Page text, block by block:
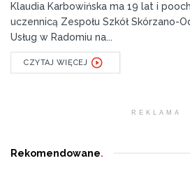
Klaudia Karbowińska ma 19 lat i
uczennicą Zespołu Szkół Skórzano-
Usług w Radomiu na...
CZYTAJ WIĘCEJ
REKLAMA
Rekomendowane.